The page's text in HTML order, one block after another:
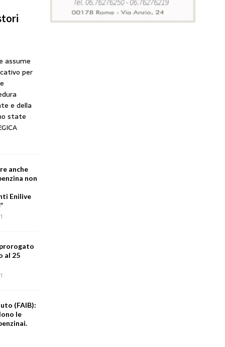
assume
per
e della
state
anche
non
Enilive
1
al 25
1
(FAIB):
le